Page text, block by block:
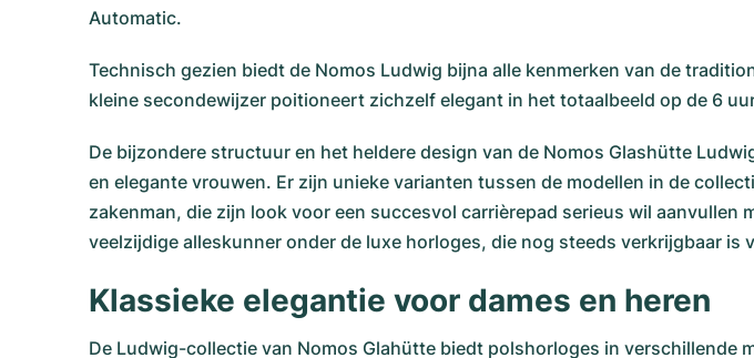
Automatic.
Technisch gezien biedt de Nomos Ludwig bijna alle kenmerken van de
kleine secondewijzer poitioneert zichzelf elegant in het totaalbeeld op de 6
De bijzondere structuur en het heldere design van de Nomos Glashütte
en elegante vrouwen. Er zijn unieke varianten tussen de modellen in de
zakenman, die zijn look voor een succesvol carrièrepad serieus wil
veelzijdige alleskunner onder de luxe horloges, die nog steeds verkrijgbaar is
Klassieke elegantie voor dames en heren
De Ludwig-collectie van Nomos Glahütte biedt polshorloges in